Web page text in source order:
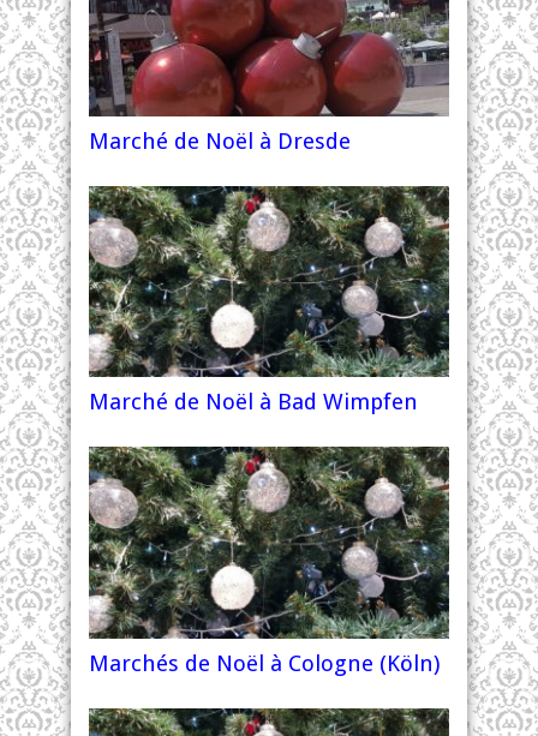
Marché de Noël à Dresde
Marché de Noël à Bad Wimpfen
Marchés de Noël à Cologne (Köln)